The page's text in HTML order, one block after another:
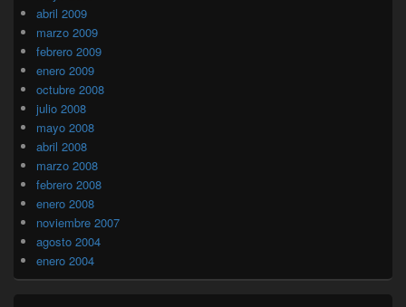
abril 2009
marzo 2009
febrero 2009
enero 2009
octubre 2008
julio 2008
mayo 2008
abril 2008
marzo 2008
febrero 2008
enero 2008
noviembre 2007
agosto 2004
enero 2004